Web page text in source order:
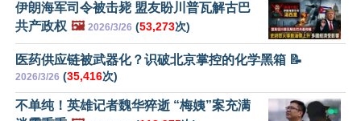
伊朗海军司令被击毙 盟友盼川普瓦解古巴
共产政权 🖼️ 2026/3/26 (53,273次)
医药供应链被武器化？识破北京掌控的化学黑箱 📝
2026/3/26 (35,416次)
不单纯！英雄记者魏华猝逝 “梅姨”案充满